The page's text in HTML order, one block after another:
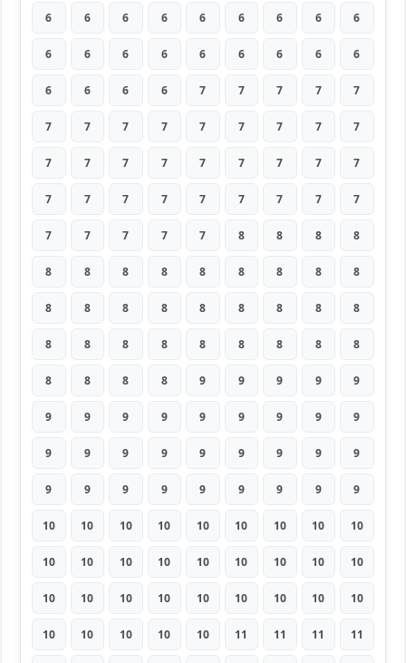
6 6 6 6 6 6 6 6 6
6 6 6 6 6 6 6 6 6
6 6 6 6 7 7 7 7 7
7 7 7 7 7 7 7 7 7
7 7 7 7 7 7 7 7 7
7 7 7 7 7 7 7 7 7
7 7 7 7 7 8 8 8 8
8 8 8 8 8 8 8 8 8
8 8 8 8 8 8 8 8 8
8 8 8 8 8 8 8 8 8
8 8 8 8 9 9 9 9 9
9 9 9 9 9 9 9 9 9
9 9 9 9 9 9 9 9 9
9 9 9 9 9 9 9 9 9
10 10 10 10 10 10 10 10 10
10 10 10 10 10 10 10 10 10
10 10 10 10 10 10 10 10 10
10 10 10 10 10 11 11 11 11